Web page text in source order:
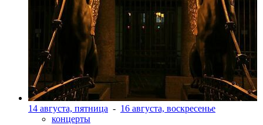
14 августа, пятница - 16 августа, воскресенье
концерты